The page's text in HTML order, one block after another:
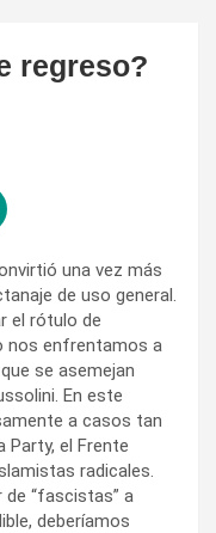
regreso?
una vez más
de uso general.
el rótulo de
nos enfrentamos a
se asemejan
En este
a casos tan
Party, el Frente
radicales.
“fascistas” a
deberíamos